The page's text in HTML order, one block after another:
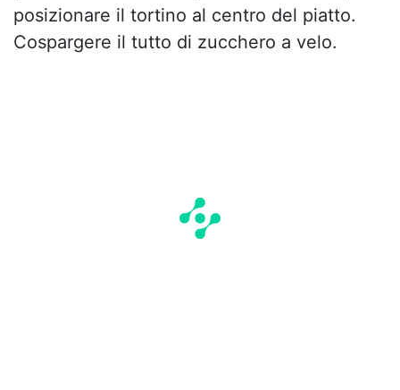
posizionare il tortino al centro del piatto.
Cospargere il tutto di zucchero a velo.